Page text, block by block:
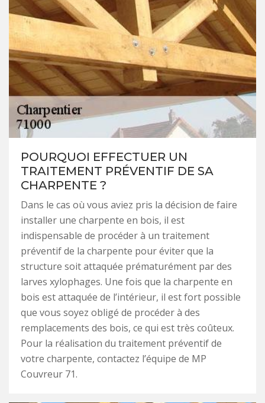
POURQUOI EFFECTUER UN
TRAITEMENT PRÉVENTIF DE SA
CHARPENTE ?
Dans le cas où vous aviez pris la décision de faire
installer une charpente en bois, il est
indispensable de procéder à un traitement
préventif de la charpente pour éviter que la
structure soit attaquée prématurément par des
larves xylophages. Une fois que la charpente en
bois est attaquée de l’intérieur, il est fort possible
que vous soyez obligé de procéder à des
remplacements des bois, ce qui est très coûteux.
Pour la réalisation du traitement préventif de
votre charpente, contactez l’équipe de MP
Couvreur 71.